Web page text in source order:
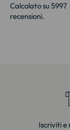
Calcolato su 5997
recensioni.
Iscriviti